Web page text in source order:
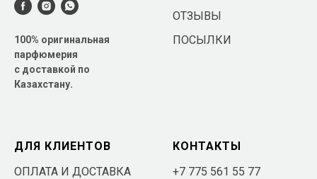
100% оригинальная
парфюмерия
с доставкой по
Казахстану.
ОТЗЫВЫ
ПОСЫЛКИ
ДЛЯ КЛИЕНТОВ
ОПЛАТА И ДОСТАВКА
КОНТАКТЫ
+7 775 561 55 77